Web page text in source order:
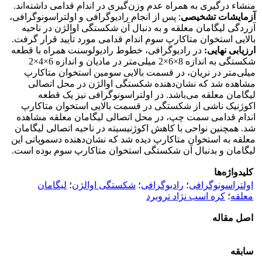
منشاء درگیری به‌ همراه عدم وزن‌گیری در اندام قدامی داشته‌اند.
آزمایشات تشخیصی: پس از انجام رادیوگرافی و اولتراسونوگرافی،
آزردگی لیگامان معلقه و به دنبال آن شکستگی اوالژن در ناحیه
بالایی استخوان متاکارپ سوم اندام قدامی مورد تأیید قرار گرفت.
ارزیابی نهایی: در رادیوگرافی، خطوط رادیولوسنت همراه با قطعه
شکستگی به اندازه 8×6×2 میلی‌متر در مادیان و اندازه 6×4×2
میلی‌متر در نریان، در قسمت بالایی سومین استخوان متاکارپ
مشاهده شد که نشان‌دهنده شکستگی اوالژن در محل اتصالی
لیگامان معلقه می‌باشد. در اولتراسونوگرافی نیز یک قطعه
اکوژنیک ناشی از شکستگی در قسمت بالایی استخوان متاکارپ
اندام قدامی سمت چپ، در محل اتصالی لیگامان معلقه مشاهده
شد. همچنین نواحی با کاهش اکوژنیسیته در ناحیه اتصالی لیگامان
معلقه به استخوان متاکارپ دیده شد که نشان‌دهنده دسموپاتی این
لیگامان و بدنبال آن شکستگی استخوان متاکارپ سوم بوده است.
کلیدواژه‌ها
اولتراسونوگرافی؛ رادیوگرافی؛ شکستگی اوالژن؛ لیگامان
معلقه؛ کره اسب نژاد تروبرد
اصل مقاله
سابقه